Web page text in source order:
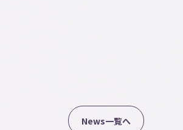
News一覧へ